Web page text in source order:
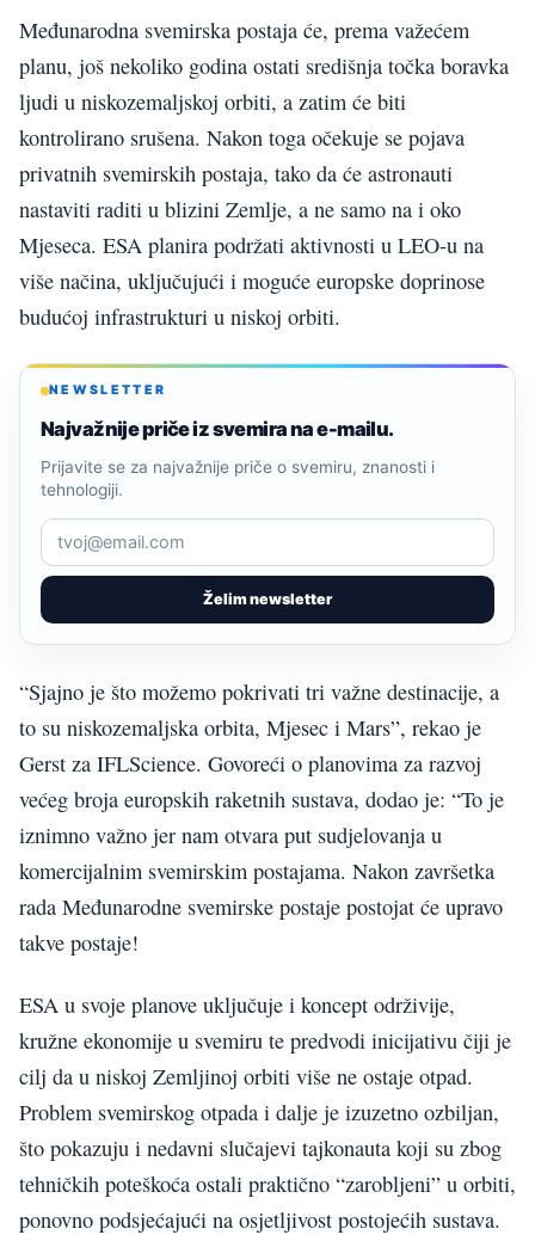
Međunarodna svemirska postaja će, prema važećem
planu, još nekoliko godina ostati središnja točka boravka
ljudi u niskozemaljskoj orbiti, a zatim će biti
kontrolirano srušena. Nakon toga očekuje se pojava
privatnih svemirskih postaja, tako da će astronauti
nastaviti raditi u blizini Zemlje, a ne samo na i oko
Mjeseca. ESA planira podržati aktivnosti u LEO-u na
više načina, uključujući i moguće europske doprinose
budućoj infrastrukturi u niskoj orbiti.
NEWSLETTER
Najvažnije priče iz svemira na e-mailu.
Želim newsletter
Prijavite se za najvažnije priče o svemiru, znanosti i
tehnologiji.
“Sjajno je što možemo pokrivati tri važne destinacije, a
to su niskozemaljska orbita, Mjesec i Mars”, rekao je
Gerst za IFLScience. Govoreći o planovima za razvoj
većeg broja europskih raketnih sustava, dodao je: “To je
iznimno važno jer nam otvara put sudjelovanja u
komercijalnim svemirskim postajama. Nakon završetka
rada Međunarodne svemirske postaje postojat će upravo
takve postaje!
ESA u svoje planove uključuje i koncept održivije,
kružne ekonomije u svemiru te predvodi inicijativu čiji je
cilj da u niskoj Zemljinoj orbiti više ne ostaje otpad.
Problem svemirskog otpada i dalje je izuzetno ozbiljan,
što pokazuju i nedavni slučajevi tajkonauta koji su zbog
tehničkih poteškoća ostali praktično “zarobljeni” u orbiti,
ponovno podsjećajući na osjetljivost postojećih sustava.